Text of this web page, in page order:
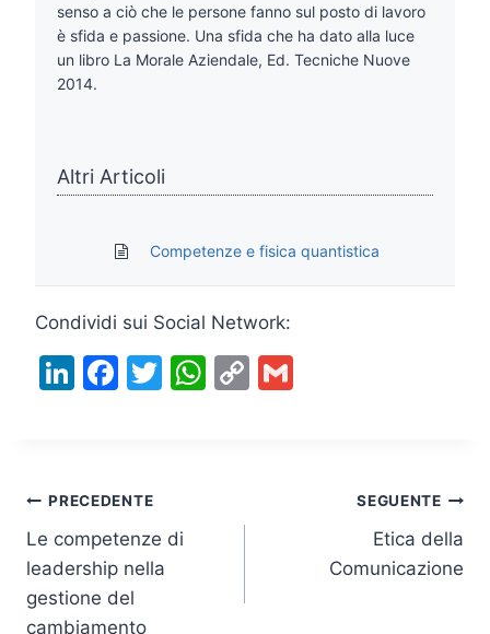
senso a ciò che le persone fanno sul posto di lavoro
è sfida e passione. Una sfida che ha dato alla luce
un libro La Morale Aziendale, Ed. Tecniche Nuove
2014.
Altri Articoli
Competenze e fisica quantistica
Condividi sui Social Network:
Li
dI
n
F
b
o
o
k
T
W C
Navigazione
articoli
PRECEDENTE
Le competenze di
leadership nella
gestione del
cambiamento
SEGUENTE
Etica della
Comunicazione